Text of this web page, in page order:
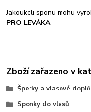
Jakoukoli sponu mohu
PRO LEVÁKA.
Zboží zařazeno v
Šperky a vlasové
Sponky do vlasů